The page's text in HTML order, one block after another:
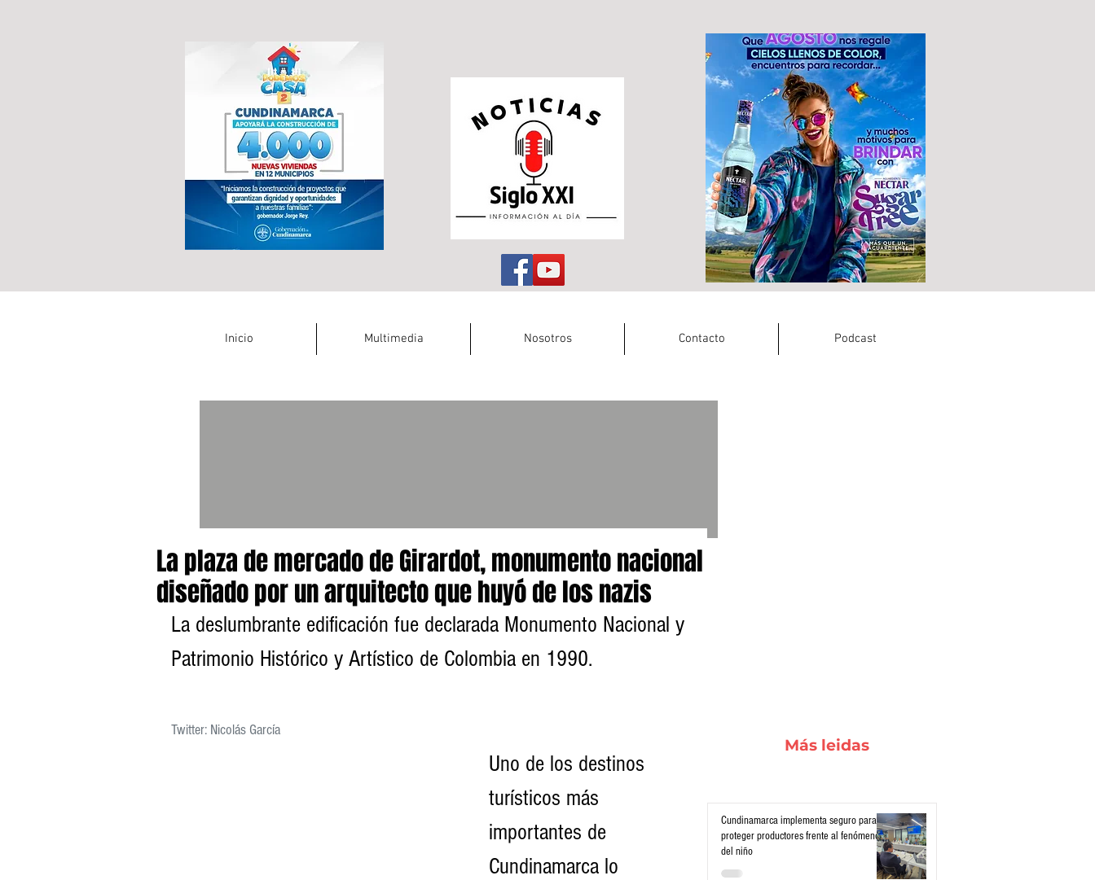
Inicio Multimedia Nosotros Contacto Podcast
La plaza de mercado de Girardot, monumento nacional
diseñado por un arquitecto que huyó de los nazis
La deslumbrante edificación fue declarada Monumento Nacional y
Patrimonio Histórico y Artístico de Colombia en 1990.
Twitter: Nicolás García
Uno de los destinos
turísticos más
importantes de
Cundinamarca lo
Más leidas
Cundinamarca implementa seguro para
proteger productores frente al fenómeno
del niño